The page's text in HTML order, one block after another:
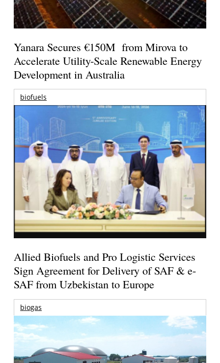
Yanara Secures €150M from Mirova to
Accelerate Utility-Scale Renewable Energy
Development in Australia
biofuels
Allied Biofuels and Pro Logistic Services
Sign Agreement for Delivery of SAF & e-
SAF from Uzbekistan to Europe
biogas